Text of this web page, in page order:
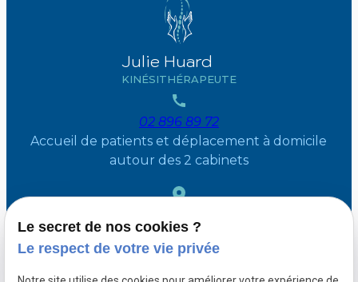
Julie Huard
KINÉSITHÉRAPEUTE
02 896 89 72
Accueil de patients et déplacement à domicile
autour des 2 cabinets
36 Avenue des mésanges
Moyen d’accès : parking
Le secret de nos cookies ?
Le respect de votre vie privée